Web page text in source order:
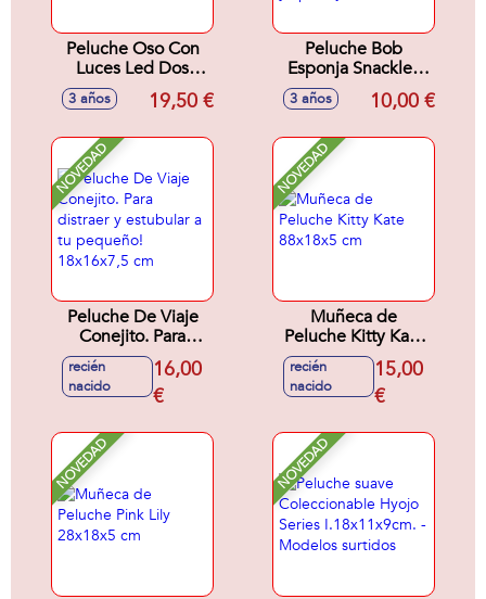
Peluche Oso Con
Luces Led Dos
Colores Sdos 40
Cms.
3 años 19,50 €
Peluche Bob
Esponja Snackles
en bola sorpresa,
peluches
apretujables 12cm
3 años 10,00 €
NOVEDAD
Peluche De Viaje
Conejito. Para
distraer y estubular
a tu pequeño!
18x16x7,5 cm
recién
nacido
16,00
€
NOVEDAD
Muñeca de
Peluche Kitty Kate
88x18x5 cm
recién
nacido
15,00
€
NOVEDAD NOVEDAD